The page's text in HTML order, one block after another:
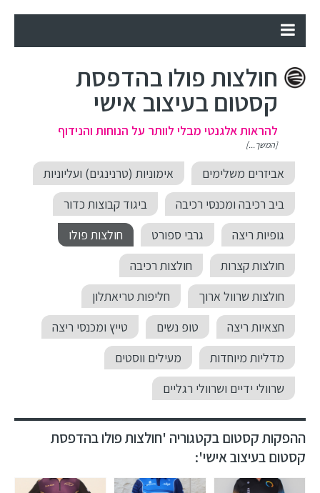
חולצות פולו בהדפסת
קסטום בעיצוב אישי
להראות אלגנטי מבלי לוותר על הנוחות והנידוף
[המשך...]
אביזרים משלימים
אימוניות (טרנינגים) ועליוניות
ביב רכיבה ומכנסי רכיבה
ביגוד קבוצות כדור
גופיות ריצה
גרבי ספורט
חולצות פולו
חולצות קצרות
חולצות רכיבה
חולצות שרוול ארוך
חליפות טריאתלון
חצאיות ריצה
טופ נשים
טייץ ומכנסי ריצה
מדליות מיוחדות
מעילים ווסטים
שרוולי ידיים ושרוולי רגליים
ההפקות קסטום בקטגוריה 'חולצות פולו בהדפסת
קסטום בעיצוב אישי':